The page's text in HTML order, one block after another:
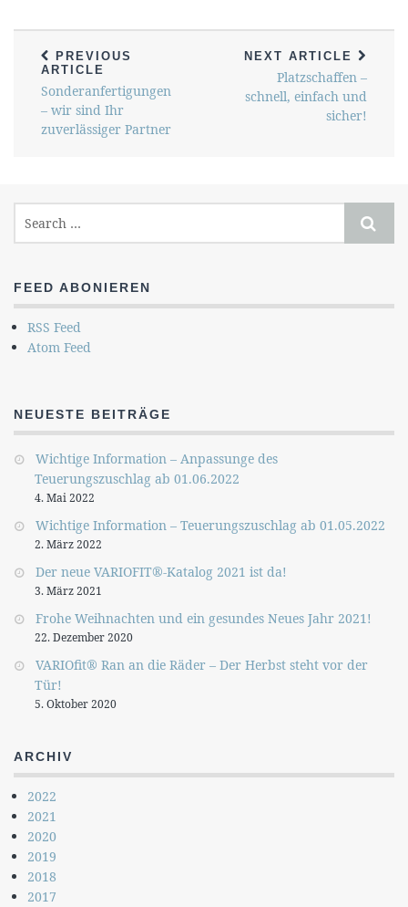
PREVIOUS
ARTICLE
Sonderanfertigungen
– wir sind Ihr
zuverlässiger Partner
NEXT ARTICLE
Platzschaffen –
schnell, einfach und
sicher!
FEED ABONIEREN
RSS Feed
Atom Feed
NEUESTE BEITRÄGE
Wichtige Information – Anpassunge des
Teuerungszuschlag ab 01.06.2022
4. Mai 2022
Wichtige Information – Teuerungszuschlag ab 01.05.2022
2. März 2022
Der neue VARIOFIT®-Katalog 2021 ist da!
3. März 2021
Frohe Weihnachten und ein gesundes Neues Jahr 2021!
22. Dezember 2020
VARIOfit® Ran an die Räder – Der Herbst steht vor der
Tür!
5. Oktober 2020
ARCHIV
2022
2021
2020
2019
2018
2017